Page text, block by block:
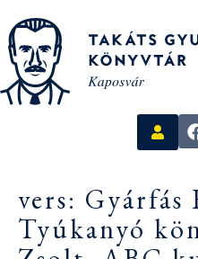
vers: Gyárfás
Tyúkanyó